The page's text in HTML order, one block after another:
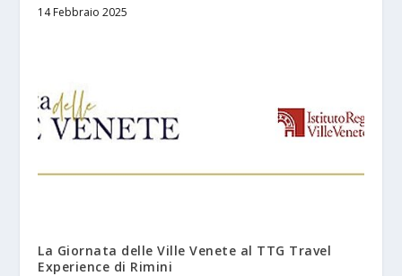
14 Febbraio 2025
La Giornata delle Ville Venete al TTG Travel
Experience di Rimini